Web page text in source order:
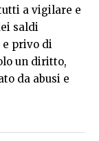
a vigilare e
saldi
privo di
un diritto,
da abusi e